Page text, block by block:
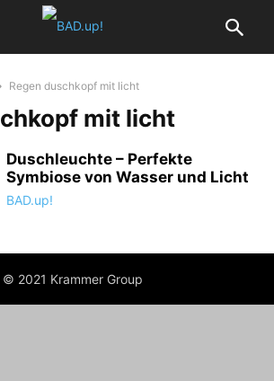
Regen duschkopf mit licht
mit licht
Duschleuchte – Perfekte
Symbiose von Wasser und Licht
BAD.up!
© 2021 Krammer Group